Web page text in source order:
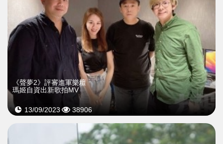
《聲夢2》評審進軍樂壇
瑪姬自資出新歌拍MV
13/09/2023 38906